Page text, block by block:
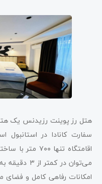
هتل رز پوینت رزیدنس یک
سفارت کانادا در استانبول
اقامتگاه تنها ۷۰۰
می‌توان در کمتر از ۳
دقیقه
امکانات رفاهی کامل و فضای